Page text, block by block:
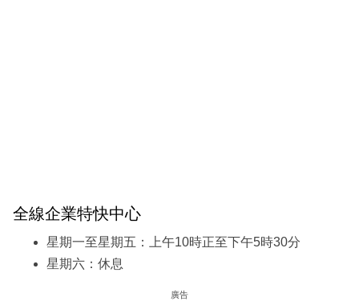
全線企業特快中心
星期一至星期五：上午10時正至下午5時30分
星期六：休息
廣告